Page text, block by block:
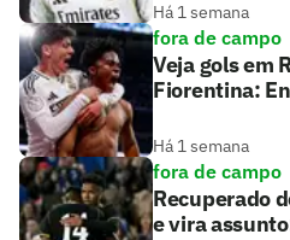
Há 1 semana
fora de campo
Veja gols em
Fiorentina:
Há 1 semana
fora de campo
Recuperado
e vira